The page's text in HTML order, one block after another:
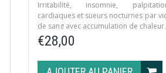
Irritabilité, insomnie,
cardiaques et sueurs nocturnes par
de sang avec accumulation de chaleur.
€28,00